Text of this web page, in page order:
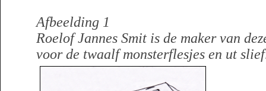
Afbeelding 1
Roelof Jannes Smit is de maker van
voor de twaalf monsterflesjes en ut